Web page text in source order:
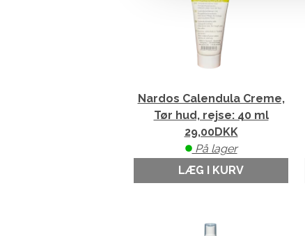
Nardos Calendula Creme,
Tør hud, rejse: 40 ml
29,00DKK
På lager
LÆG I KURV